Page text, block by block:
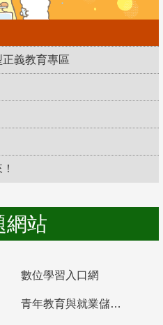
正義教育專區
網站
數位學習入口網
青年教育與就業儲蓄帳戶